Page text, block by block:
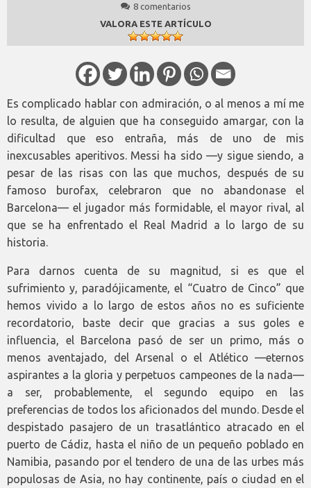
8 comentarios
VALORA ESTE ARTÍCULO
Es complicado hablar con admiración, o al menos a mí me
lo resulta, de alguien que ha conseguido amargar, con la
dificultad que eso entraña, más de uno de mis
inexcusables aperitivos. Messi ha sido —y sigue siendo, a
pesar de las risas con las que muchos, después de su
famoso burofax, celebraron que no abandonase el
Barcelona— el jugador más formidable, el mayor rival, al
que se ha enfrentado el Real Madrid a lo largo de su
historia.
Para darnos cuenta de su magnitud, si es que el
sufrimiento y, paradójicamente, el “Cuatro de Cinco” que
hemos vivido a lo largo de estos años no es suficiente
recordatorio, baste decir que gracias a sus goles e
influencia, el Barcelona pasó de ser un primo, más o
menos aventajado, del Arsenal o el Atlético —eternos
aspirantes a la gloria y perpetuos campeones de la nada—
a ser, probablemente, el segundo equipo en las
preferencias de todos los aficionados del mundo. Desde el
despistado pasajero de un trasatlántico atracado en el
puerto de Cádiz, hasta el niño de un pequeño poblado en
Namibia, pasando por el tendero de una de las urbes más
populosas de Asia, no hay continente, país o ciudad en el